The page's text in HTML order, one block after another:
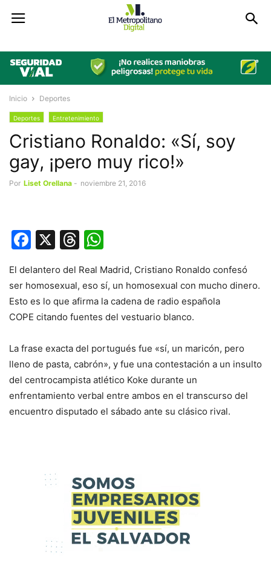
Inicio Deportes
Deportes Entretenimiento
Cristiano Ronaldo: «Sí, soy
gay, ¡pero muy rico!»
Por Liset Orellana - noviembre 21, 2016
Facebook
X Threads
El delantero del Real Madrid, Cristiano Ronaldo confesó
ser homosexual, eso sí, un homosexual con mucho dinero.
Esto es lo que afirma la cadena de radio española
COPE citando fuentes del vestuario blanco.
La frase exacta del portugués fue «sí, un maricón, pero
lleno de pasta, cabrón», y fue una contestación a un insulto
del centrocampista atlético Koke durante un
enfrentamiento verbal entre ambos en el transcurso del
encuentro disputado el sábado ante su clásico rival.